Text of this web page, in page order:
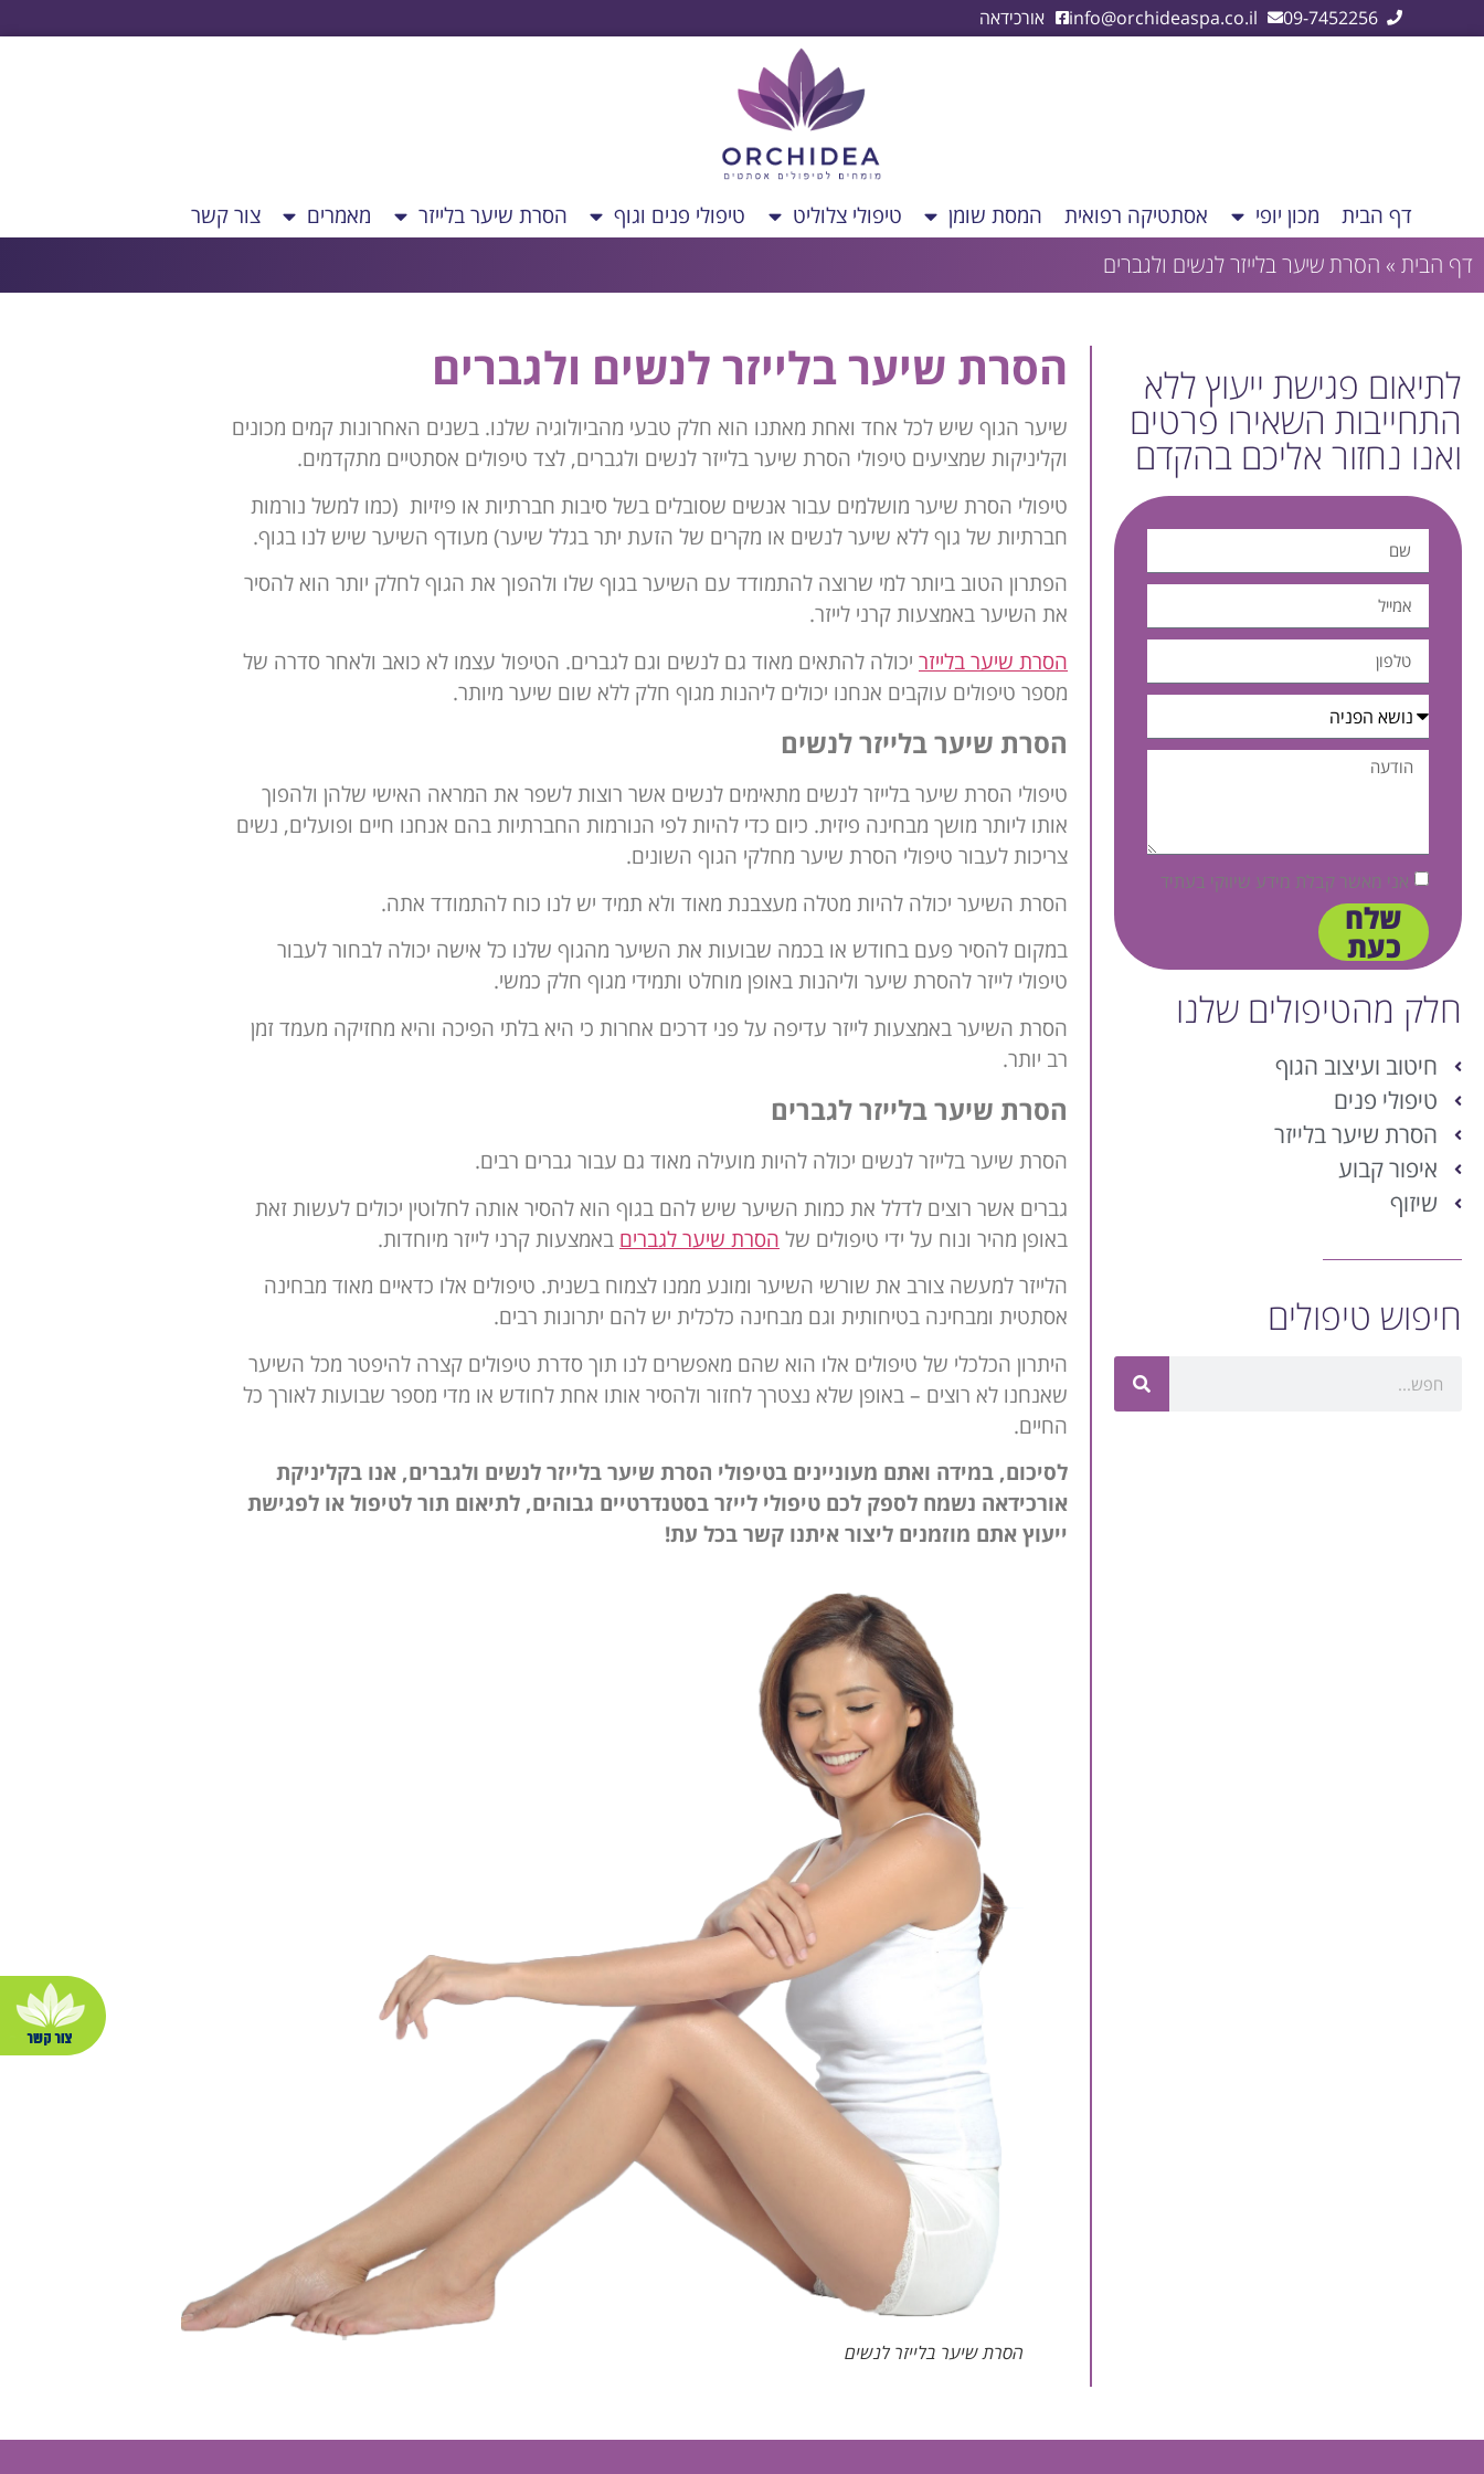
09-7452256
info@orchideaspa.co.il אורכידאה
דף הבית מכון יופי אסתטיקה רפואית המסת שומן טיפולי צלוליט טיפולי פנים וגוף הסרת שיער בלייזר מאמרים
צור קשר
דף הבית » הסרת שיער בלייזר לנשים ולגברים
לתיאום פגישת ייעוץ ללא
התחייבות השאירו פרטים
ואנו נחזור אליכם בהקדם
אני מאשר קבלת מידע שיווקי בעתיד
שלח
כעת
חלק מהטיפולים שלנו
חיטוב ועיצוב הגוף
טיפולי פנים
הסרת שיער בלייזר
איפור קבוע
שיזוף
חיפוש טיפולים
הסרת שיער בלייזר לנשים ולגברים
שיער הגוף שיש לכל אחד ואחת מאתנו הוא חלק טבעי מהביולוגיה שלנו. בשנים האחרונות קמים מכונים
וקליניקות שמציעים טיפולי הסרת שיער בלייזר לנשים ולגברים, לצד טיפולים אסתטיים מתקדמים.
טיפולי הסרת שיער מושלמים עבור אנשים שסובלים בשל סיבות חברתיות או פיזיות (כמו למשל נורמות
חברתיות של גוף ללא שיער לנשים או מקרים של הזעת יתר בגלל שיער) מעודף השיער שיש לנו בגוף.
הפתרון הטוב ביותר למי שרוצה להתמודד עם השיער בגוף שלו ולהפוך את הגוף לחלק יותר הוא להסיר
את השיער באמצעות קרני לייזר.
הסרת שיער בלייזר יכולה להתאים מאוד גם לנשים וגם לגברים. הטיפול עצמו לא כואב ולאחר סדרה של
מספר טיפולים עוקבים אנחנו יכולים ליהנות מגוף חלק ללא שום שיער מיותר.
הסרת שיער בלייזר לנשים
טיפולי הסרת שיער בלייזר לנשים מתאימים לנשים אשר רוצות לשפר את המראה האישי שלהן ולהפוך
אותו ליותר מושך מבחינה פיזית. כיום כדי להיות לפי הנורמות החברתיות בהם אנחנו חיים ופועלים, נשים
צריכות לעבור טיפולי הסרת שיער מחלקי הגוף השונים.
הסרת השיער יכולה להיות מטלה מעצבנת מאוד ולא תמיד יש לנו כוח להתמודד אתה.
במקום להסיר פעם בחודש או בכמה שבועות את השיער מהגוף שלנו כל אישה יכולה לבחור לעבור
טיפולי לייזר להסרת שיער וליהנות באופן מוחלט ותמידי מגוף חלק כמשי.
הסרת השיער באמצעות לייזר עדיפה על פני דרכים אחרות כי היא בלתי הפיכה והיא מחזיקה מעמד זמן
רב יותר.
הסרת שיער בלייזר לגברים
הסרת שיער בלייזר לנשים יכולה להיות מועילה מאוד גם עבור גברים רבים.
גברים אשר רוצים לדלל את כמות השיער שיש להם בגוף הוא להסיר אותה לחלוטין יכולים לעשות זאת
באופן מהיר ונוח על ידי טיפולים של הסרת שיער לגברים באמצעות קרני לייזר מיוחדות.
הלייזר למעשה צורב את שורשי השיער ומונע ממנו לצמוח בשנית. טיפולים אלו כדאיים מאוד מבחינה
אסתטית ומבחינה בטיחותית וגם מבחינה כלכלית יש להם יתרונות רבים.
היתרון הכלכלי של טיפולים אלו הוא שהם מאפשרים לנו תוך סדרת טיפולים קצרה להיפטר מכל השיער
שאנחנו לא רוצים – באופן שלא נצטרך לחזור ולהסיר אותו אחת לחודש או מדי מספר שבועות לאורך כל
החיים.
לסיכום, במידה ואתם מעוניינים בטיפולי הסרת שיער בלייזר לנשים ולגברים, אנו בקליניקת
אורכידאה נשמח לספק לכם טיפולי לייזר בסטנדרטיים גבוהים, לתיאום תור לטיפול או לפגישת
ייעוץ אתם מוזמנים ליצור איתנו קשר בכל עת!
הסרת שיער בלייזר לנשים